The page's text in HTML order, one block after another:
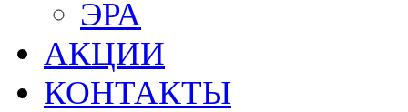
ЭРА
АКЦИИ
КОНТАКТЫ